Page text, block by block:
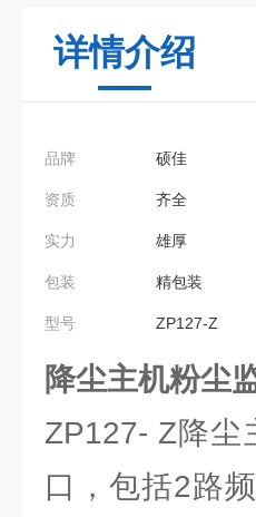
详情介绍
品牌 硕佳
资质 齐全
实力 雄厚
包装 精包装
型号 ZP127-Z
降尘主机粉尘
ZP127- Z降
口，包括2路